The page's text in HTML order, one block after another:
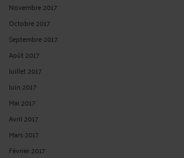
Novembre 2017
Octobre 2017
Septembre 2017
Août 2017
Juillet 2017
Juin 2017
Mai 2017
Avril 2017
Mars 2017
Février 2017